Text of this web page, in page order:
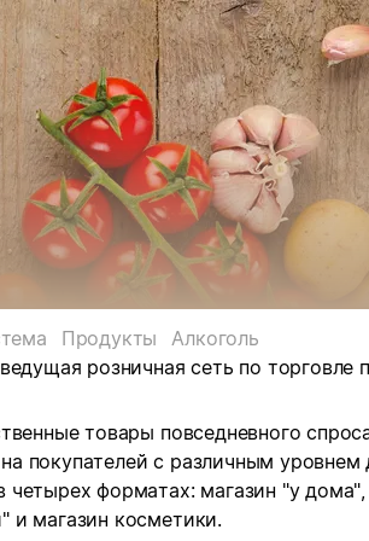
Продукты
Алкоголь
розничная сеть по торговле
товары повседневного
покупателей с различным
форматах: магазин "у дома",
и магазин косметики.